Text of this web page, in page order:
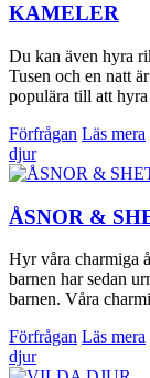
KAMELER
Du kan även hyra
Tusen och en natt
populära till att
Förfrågan Läs mera
djur
ÅSNOR &
Hyr våra charmiga
barnen har sedan
barnen. Våra
Förfrågan Läs mera
djur